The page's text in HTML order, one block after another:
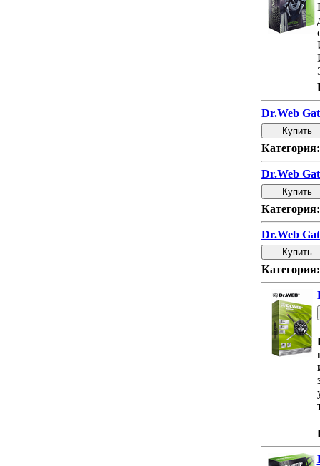
Dr.Web
Категория:
Dr.Web
Категория:
Dr.Web
Категория: